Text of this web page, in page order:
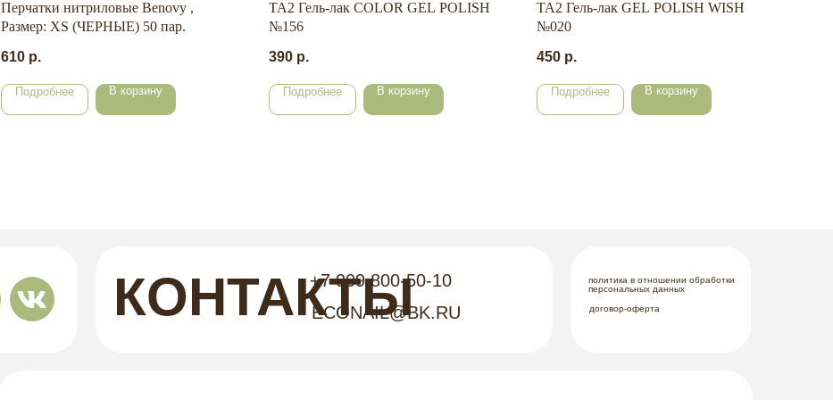
Перчатки нитриловые Benovy ,
Размер: XS (ЧЕРНЫЕ) 50 пар.
610 р.
Подробнее В корзину
TA2 Гель-лак COLOR GEL POLISH
№156
390 р.
Подробнее В корзину
TA2 Гель-лак GEL POLISH WISH
№020
450 р.
Подробнее В корзину
КОНТАКТЫ
+7 909 800-50-10
ECONAIL@BK.RU
политика в отношении обработки
персональных данных
договор-оферта